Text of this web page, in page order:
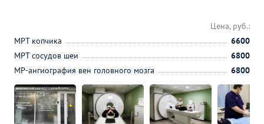
Цена, руб.:
МРТ копчика
6600
МРТ сосудов шеи
6800
МР-ангиография вен головного мозга
6800